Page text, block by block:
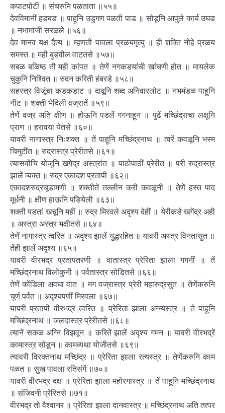
कपाटपोटीं ॥ संचरुनि पळताता ॥५५॥
देवविमानीं हडबड ॥ पाहूनि उडुगण पळती पाड ॥ सोडूनि आपुले कार्य उघड
॥ नभामाजी सरळले ॥५६॥
देव मानव यक्ष दैत्य ॥ म्हणती पावला प्रळयमृत्यु ॥ ही शक्ति नोहे प्रळय
समस्त ॥ मही बुडवील वाटतसे ॥५७॥
सबळ बळिष्ठ ती मही कांपत ॥ तेणें नगकडयांची खांचणी होत ॥ मायलेक
चुकुनि निश्वित ॥ रुदन करिती हंबरडे ॥५८॥
सहस्त्र विजूंचा कडकडाट ॥ दावूनि शब्द अनिवारलोट ॥ नभमंडळ पाहूनि
नीट ॥ शक्ती भेदिली वज्रातें ॥५९॥
तेणें वज्र अति क्षीण ॥ होऊनि पडलें गगनाहून ॥ पुढें मच्छिंद्राचा लक्षूनि
प्राण ॥ हरावया येतसे ॥६०॥
यावरी नागास्त्र निःशक्त ॥ तें पाहूनि मच्छिंद्रनाथ ॥ त्वरें कवळूनि भस्म
चिमुटींत ॥ रुद्रास्त्र प्रेरीतसे ॥६१॥
त्यासवोंचि योजूनि खगेद्र अस्त्रांत ॥ पाठोपाठीं प्रेरीत ॥ परी रुद्रास्त्र
झालें व्यक्त ॥ रुद्र एकादश प्रतापी ॥६२॥
एकादशरुद्रचूडामणी ॥ शक्तीतें तल्लीन करी कवळूनी ॥ तेणें हस्त पाद
मूर्धनी ॥ क्षीण हाऊनि पडियेली ॥६३॥
शक्ती पडतां खचूनि महीं ॥ रुद्र मिरवले अदृश्य देहीं ॥ येरीकडे खगेंद्र अही
॥ अस्त्रा अस्त्र भक्षीतसे ॥६४॥
तेणें नागास्त्र त्वरित ॥ अदृश्य झालें युद्धरहित ॥ यावरी अस्त्र विनतासुत ॥
तेंही झालें अदृश्य ॥६५॥
यावरी वीरभद्र प्रतापतरणी ॥ वातास्त्र प्रेरिता झाला गगनीं ॥ तें
मच्छिंद्रनाथ विलोकुनी ॥ पर्वतास्त्र सोडितसे ॥६६॥
तेणें कोंडिला अवघा वात ॥ मग वज्रास्त्र प्रेरी महारुद्रसुत ॥ तेणेंकरुनि
चूर्ण पर्वत ॥ अदृश्यपणीं मिरवला ॥६७॥
यापरी प्रतापी वीरभद्र त्वरित ॥ प्रेरिता झाला अग्न्यस्त्र ॥ ते पाहूनि
मच्छिंद्रनाथ ॥ जलदास्त्र प्रेरीतसे ॥६८॥
त्यानें सकळ अग्नि विझवून ॥ करितें झालें अदृश्य गमन ॥ यावरी वीरभद्रें
कामास्त्र सोडून ॥ कामव्यथा योजीतसे ॥६९॥
त्यावरी विरक्तनाथ मच्छिंद्र ॥ प्रेरिता झाला रत्यस्त्र ॥ तेणेंकरुनि काम
पळत ॥ सुख पावला रतिसंगें ॥७०॥
यावरी वीरभद्र दक्ष ॥ प्रेरिता झाला महोरगास्त्र ॥ तें पाहूनि मच्छिंद्रनाथ
॥ संजिवनी प्रेरितसे ॥७१॥
वीरभद्र तो वैश्वानर ॥ प्रेरिता झाला दानवास्त्र ॥ मच्छिंद्रनाथ अति तत्पर